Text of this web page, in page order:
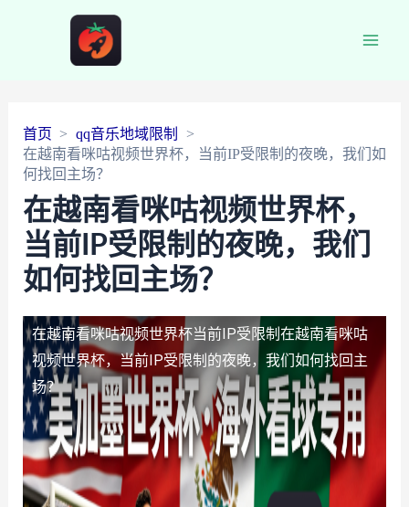
首页
qq音乐地域限制
在越南看咪咕视频世界杯，当前IP受限制的夜晚，我们如
何找回主场？
在越南看咪咕视频世界杯，
当前IP受限制的夜晚，我们
如何找回主场？
在越南看咪咕视频世界杯当前IP受限制 在越南看咪咕
视频世界杯，当前IP受限制的夜晚，我们如何找回主
场？